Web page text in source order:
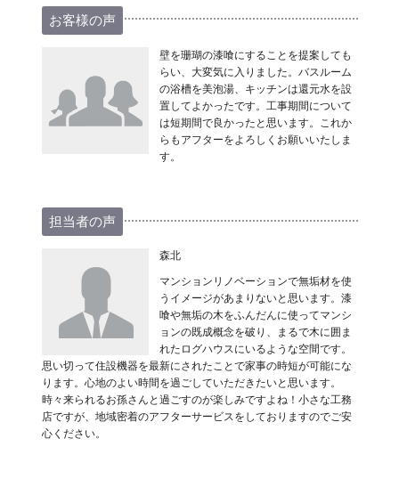
お客様の声
壁を珊瑚の漆喰にすることを提案しても
らい、大変気に入りました。バスルーム
の浴槽を美泡湯、キッチンは還元水を設
置してよかったです。工事期間について
は短期間で良かったと思います。これか
らもアフターをよろしくお願いいたしま
す。
担当者の声
森北
マンションリノベーションで無垢材を使
うイメージがあまりないと思います。漆
喰や無垢の木をふんだんに使ってマンシ
ョンの既成概念を破り、まるで木に囲ま
れたログハウスにいるような空間です。
思い切って住設機器を最新にされたことで家事の時短が可能にな
ります。心地のよい時間を過ごしていただきたいと思います。
時々来られるお孫さんと過ごすのが楽しみですよね！小さな工務
店ですが、地域密着のアフターサービスをしておりますのでご安
心ください。